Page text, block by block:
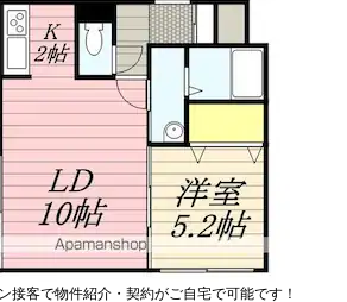
接客で物件紹介・契約がご自宅で可能です！